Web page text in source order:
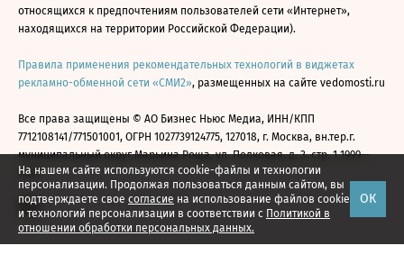
На нашем сайте используются cookie-файлы и технологии
персонализации. Продолжая пользоваться данным сайтом, вы
подтверждаете свое согласие на использование файлов cookie
и технологий персонализации в соответствии с Политикой в
отношении обработки персональных данных.
ОК
относящихся к предпочтениям пользователей сети «Интернет»,
находящихся на территории Российской Федерации).
Правила применения рекомендательных технологий в виджетах
рекламно-обменной сети «СМИ2», размещенных на сайте vedomosti.ru
Все права защищены © АО Бизнес Ньюс Медиа, ИНН/КПП
7712108141/771501001, ОГРН 1027739124775, 127018, г. Москва, вн.тер.г.
муниципальный округ Марьина Роща, ул. Полковая, д. 3, стр. 1 1999—
2026